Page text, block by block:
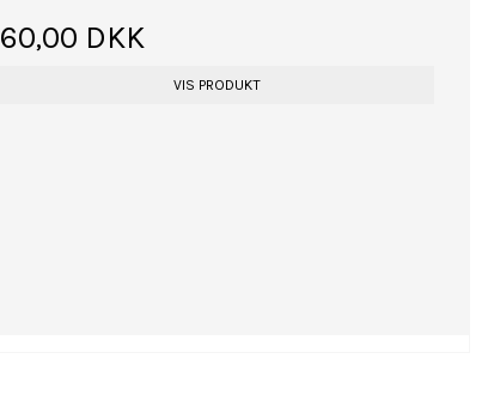
60,00 DKK
VIS PRODUKT